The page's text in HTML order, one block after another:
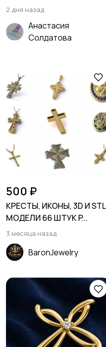
2 дня назад
Анастасия
Солдатова
500 ₽
КРЕСТЫ, ИКОНЫ, 3D И STL
МОДЕЛИ 66 ШТУК P...
3 месяца назад
BaronJewelry